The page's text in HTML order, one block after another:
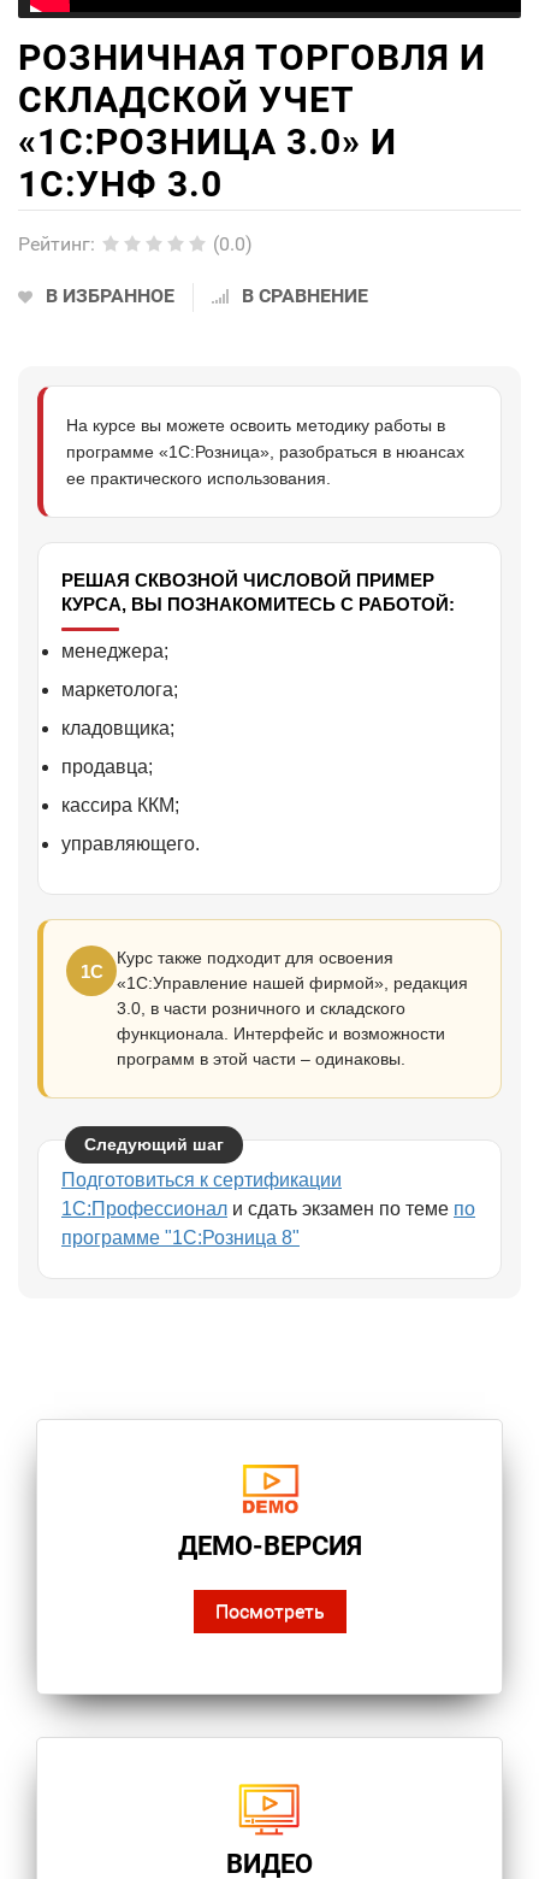
РОЗНИЧНАЯ ТОРГОВЛЯ И
СКЛАДСКОЙ УЧЕТ
«1С:РОЗНИЦА 3.0» И
1С:УНФ 3.0
Рейтинг: (0.0)
В ИЗБРАННОЕ В СРАВНЕНИЕ
На курсе вы можете освоить методику работы в
программе «1С:Розница», разобраться в нюансах
ее практического использования.
РЕШАЯ СКВОЗНОЙ ЧИСЛОВОЙ ПРИМЕР
КУРСА, ВЫ ПОЗНАКОМИТЕСЬ С РАБОТОЙ:
менеджера;
маркетолога;
кладовщика;
продавца;
кассира ККМ;
управляющего.
1С
Курс также подходит для освоения
«1С:Управление нашей фирмой», редакция
3.0, в части розничного и складского
функционала. Интерфейс и возможности
программ в этой части – одинаковы.
Следующий шаг
Подготовиться к сертификации
1С:Профессионал и сдать экзамен по теме по
программе "1С:Розница 8"
ДЕМО-ВЕРСИЯ
Посмотреть
ВИДЕО